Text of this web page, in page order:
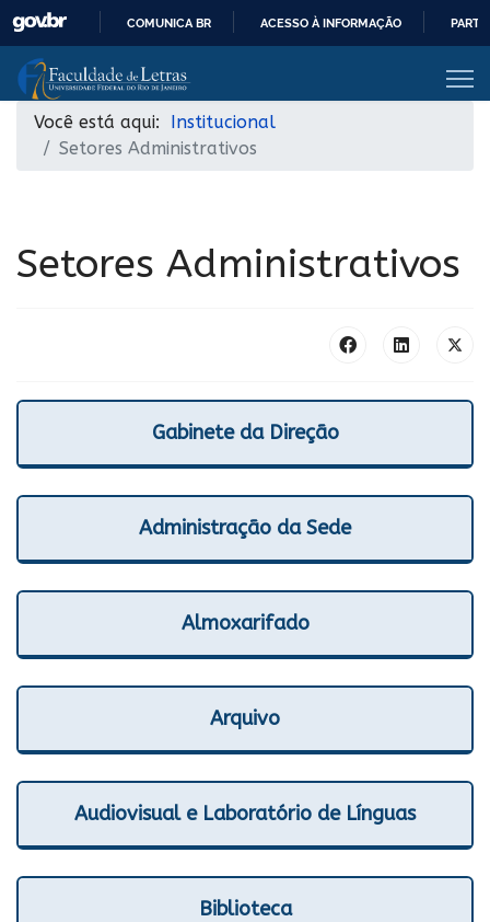
COMUNICA BR ACESSO À INFORMAÇÃO
Você está aqui: Institucional
Setores Administrativos
Setores Administrativos
Gabinete da Direção
Administração da Sede
Almoxarifado
Arquivo
Audiovisual e Laboratório de Línguas
Biblioteca